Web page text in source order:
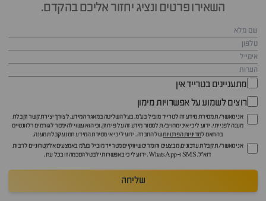
השאירו פרטים ונציג יחזור אליכם בהקדם.
מתעניינים בטרייד אין
רוצים לשמוע על אפשרויות מימון
אני מאשר/ת מסירת מידע זה לטרייד מוביל בע"מ, בעל השליטה במאגר המידע, לצורך יצירת קשר וקבלת
מענה לפנייתי. ידוע לי כי איני מחויב/ת למסור מידע זה על פי חוק, וכי הוא עשוי להימסר לגורמים רלוונטיים
בהתאם למדיניות הפרטיותשל החברה. ידוע לי כי אי מסירת המידע תמנע קבלת מענה.
אני מאשר/ת קבלת עדכונים, מבצעים וחומרים שיווקיים מטרייד מוביל בע"מ באמצעים אלקטרוניים לרבות
דוא״ל, SMS ו-WhatsApp. ידוע לי כי באפשרותי לבטל הסכמה זו בכל עת.
שליחה